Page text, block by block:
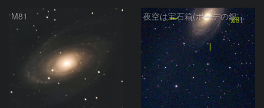
M81 夜空は宝石箱(ボーデの銀河 M81) Seestar50